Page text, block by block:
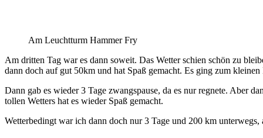
Am Leuchtturm Hammer Fry
Am dritten Tag war es dann soweit. Das Wetter schien schön zu
dann doch auf gut 50km und hat Spaß gemacht. Es ging zum
Dann gab es wieder 3 Tage zwangspause, da es nur regnete. Aber
tollen Wetters hat es wieder Spaß gemacht.
Wetterbedingt war ich dann doch nur 3 Tage und 200 km